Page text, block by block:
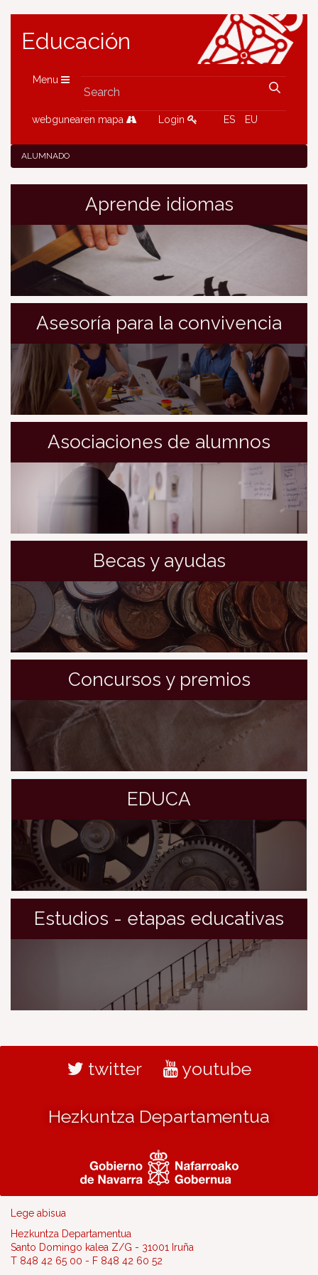
Educación
Menu
webgunearen mapa Login ES EU
ALUMNADO
Aprende idiomas
Asesoría para la convivencia
Asociaciones de alumnos
Becas y ayudas
Concursos y premios
EDUCA
Estudios - etapas educativas
twitter youtube
Hezkuntza Departamentua
Lege abisua
Hezkuntza Departamentua
Santo Domingo kalea Z/G - 31001 Iruña
T 848 42 65 00 - F 848 42 60 52